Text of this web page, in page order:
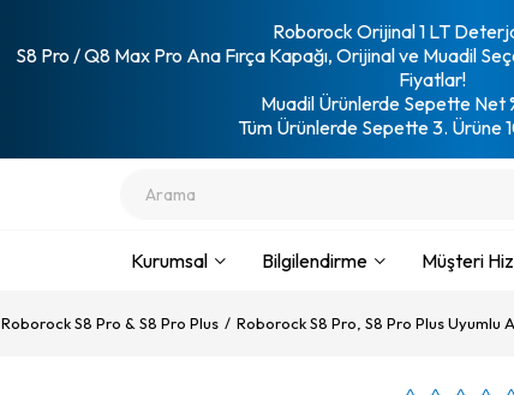
Roborock Orijinal 1 LT
S8 Pro / Q8 Max Pro Ana Fırça Kapağı, Orijinal ve Muadil
Fiyatlar!
Muadil Ürünlerde Sepette Net
Tüm Ürünlerde Sepette 3. Ürüne
Kurumsal Bilgilendirme Müşteri
Roborock S8 Pro & S8 Pro Plus Roborock S8 Pro, S8 Pro Plus Uyumlu